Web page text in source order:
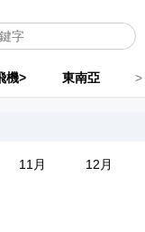
機> 東南亞 >
11月
12月